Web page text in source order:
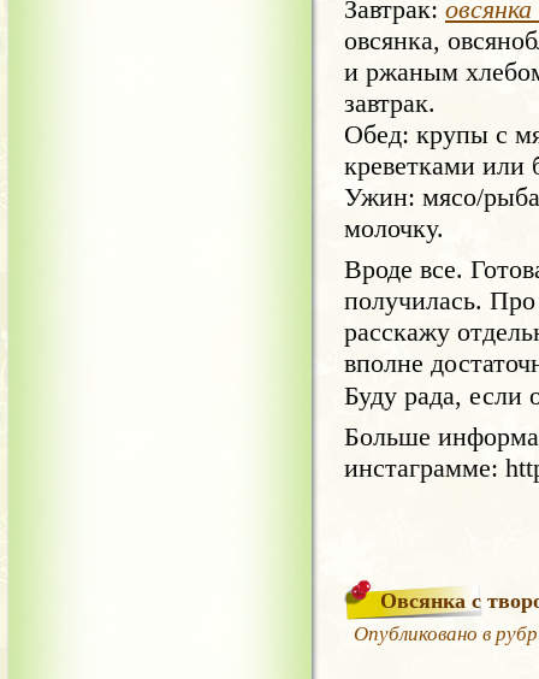
Завтрак:
овсянка,
и ржаным
завтрак.
Обед: крупы с
креветками или
Ужин: мясо/
молочку.
Вроде все.
получилась.
расскажу
вполне
Буду рада, если
Больше
инстаграмме:
Овсянка с
Опубликовано в